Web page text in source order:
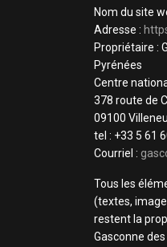
Nom du site
Adresse :
Propriétaire :
Pyrénées
Centre
378 route de
09100
tel : +33 5 61
Courriel :
Tous les
(textes,
restent la
Gasconne